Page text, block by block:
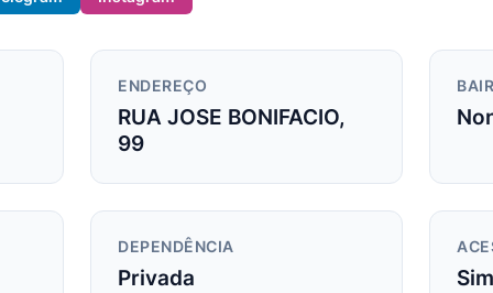
ENDEREÇO
RUA JOSE BONIFACIO,
99
DEPENDÊNCIA
Privada Sim